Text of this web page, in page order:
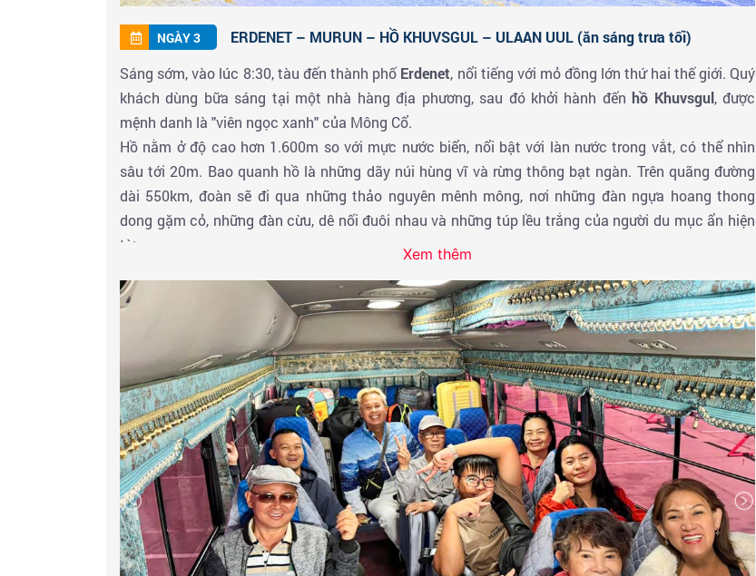
NGÀY 3
ERDENET – MURUN – HỒ KHUVSGUL – ULAAN UUL (ăn sáng trưa tối)
Sáng sớm, vào lúc 8:30, tàu đến thành phốErdenet, nổi tiếng với mỏ đồng lớn thứ hai thế giới. Quý
khách dùng bữa sáng tại một nhà hàng địa phương, sau đó khởi hành đếnhồ Khuvsgul, được
mệnh danh là "viên ngọc xanh" của Mông Cổ.
Hồ nằm ở độ cao hơn 1.600m so với mực nước biển, nổi bật với làn nước trong vắt, có thể nhìn
sâu tới 20m. Bao quanh hồ là những dãy núi hùng vĩ và rừng thông bạt ngàn. Trên quãng đường
dài 550km, đoàn sẽ đi qua những thảo nguyên mênh mông, nơi những đàn ngựa hoang thong
dong gặm cỏ, những đàn cừu, dê nối đuôi nhau và những túp lều trắng của người du mục ẩn hiện
từ xa.
năng lượng cho chặng đường buổi chiều.
Buổi tối, đoàn đến làngUlaan Uul, một ngôi làng vùng cao yên bình nằm giữa thung lũng Darkhad.
Quý khách sẽ dùng bữa tối và nghỉ đêm tại nhà khách địa phương, tận hưởng sự ấm cúng, lòng
hiếu khách của người dân nơi đây và bầu không khí trong lành đặc trưng của vùng taiga.
Xem thêm